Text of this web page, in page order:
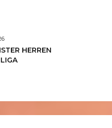
HERREN